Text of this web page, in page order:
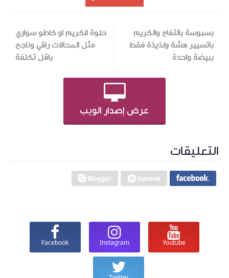
بسبوسة بالتفاح والكريم
باتسيير هشة ولذيذة فقط
ببيضة واحدة
حلوة لاكريم او كاطو سواري
مثل المحالات راقي وناجح
باقل تكلفة
عرض إصدار الويب
التعليقات
Youtube
Instagram
Facebook